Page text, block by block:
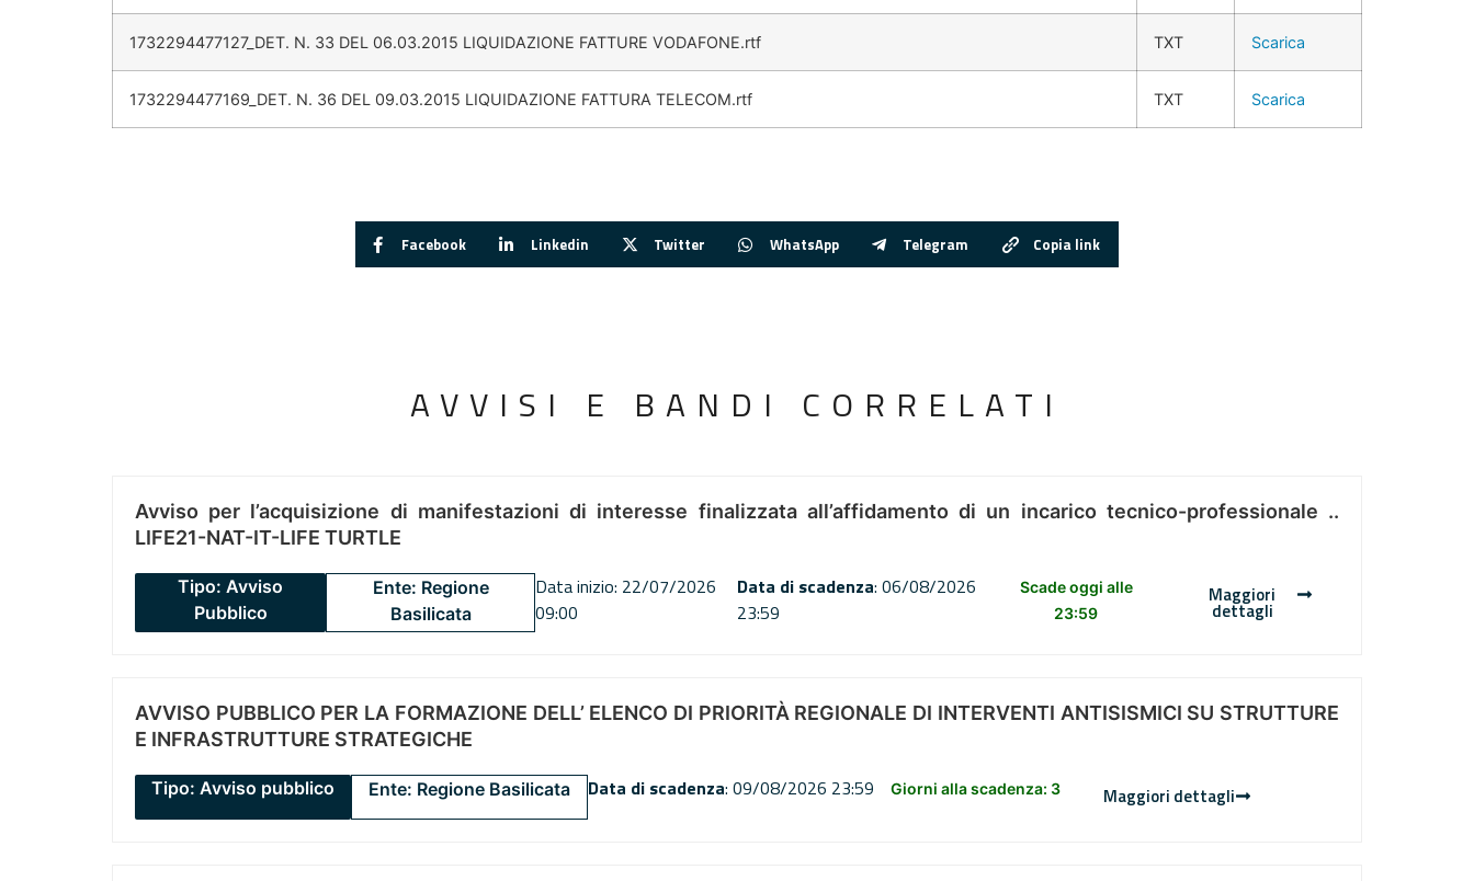
1732294477127_DET. N. 33 DEL 06.03.2015 LIQUIDAZIONE FATTURE VODAFONE.rtf TXT Scarica
1732294477169_DET. N. 36 DEL 09.03.2015 LIQUIDAZIONE FATTURA TELECOM.rtf TXT Scarica
Facebook Linkedin Twitter WhatsApp Telegram Copia link
AVVISI E BANDI CORRELATI
Avviso per l’acquisizione di manifestazioni di interesse finalizzata all’affidamento di un incarico tecnico-professionale ..
LIFE21-NAT-IT-LIFE TURTLE
Tipo: Avviso
Pubblico
Ente: Regione
Basilicata
Data inizio: 22/07/2026
09:00
Data di scadenza: 06/08/2026
23:59
Scade oggi alle
23:59
Maggiori
dettagli
AVVISO PUBBLICO PER LA FORMAZIONE DELL’ ELENCO DI PRIORITÀ REGIONALE DI INTERVENTI ANTISISMICI SU STRUTTURE
E INFRASTRUTTURE STRATEGICHE
Tipo: Avviso pubblico Ente: Regione Basilicata Data di scadenza: 09/08/2026 23:59 Giorni alla scadenza: 3 Maggiori dettagli